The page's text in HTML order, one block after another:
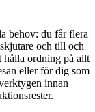
behov: du får flera
och till och
hålla ordning på allt
eller för dig som
innan